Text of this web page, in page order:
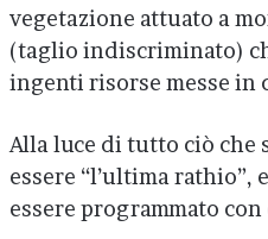
vegetazione attuato a
(taglio indiscriminato)
ingenti risorse messe in
Alla luce di tutto ciò che
essere “l’ultima rathio”,
essere programmato